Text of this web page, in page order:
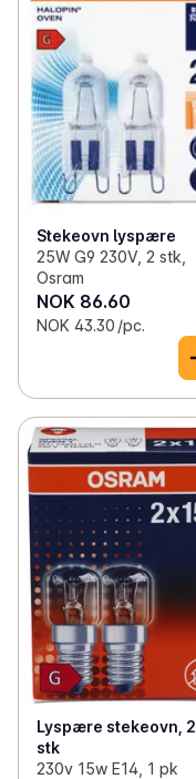
Stekeovn lyspære
25W G9 230V, 2 stk,
Osram
NOK 86.60
NOK 43.30 /pc.
Lyspære stekeovn, 2
stk
230v 15w E14, 1 pk